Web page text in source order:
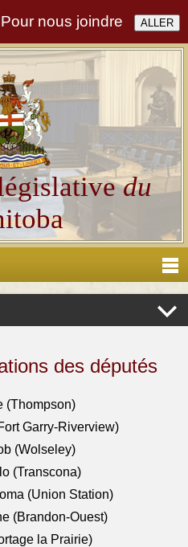
Pour nous joindre
du
des députés
(Thompson)
Garry-Riverview)
(Wolseley)
(Transcona)
(Union Station)
(Brandon-Ouest)
la Prairie)